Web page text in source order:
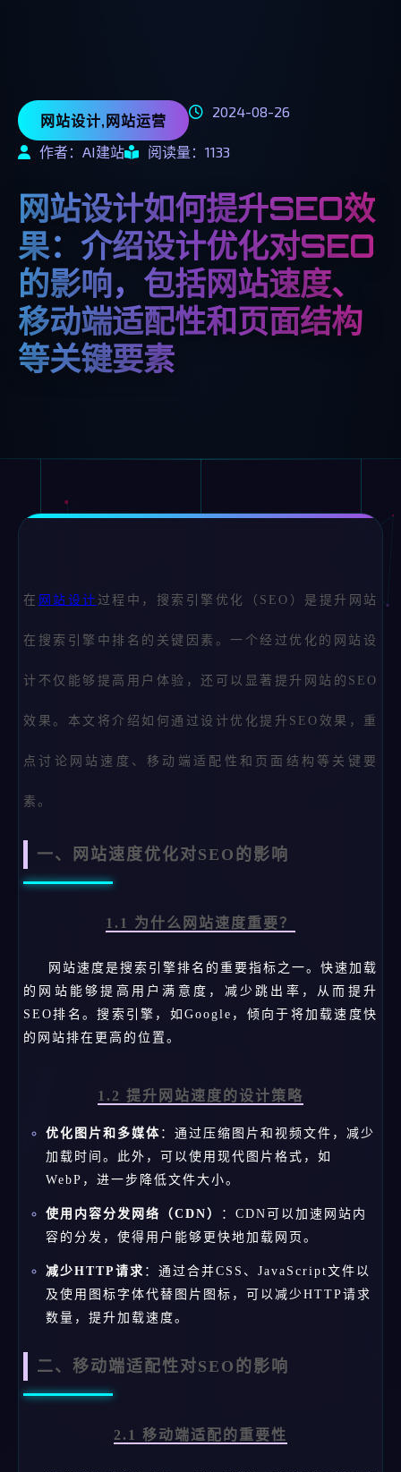
网站设计,网站运营
2024-08-26
作者：AI建站 阅读量：1133
网站设计如何提升SEO效
果：介绍设计优化对SEO
的影响，包括网站速度、
移动端适配性和页面结构
等关键要素
在 网站设计 过程中，搜索引擎优化（SEO）是提升网站
在搜索引擎中排名的关键因素。一个经过优化的网站设
计不仅能够提高用户体验，还可以显著提升网站的SEO
效果。本文将介绍如何通过设计优化提升SEO效果，重
点讨论网站速度、移动端适配性和页面结构等关键要
素。
一、网站速度优化对SEO的影响
1.1 为什么网站速度重要？
网站速度是搜索引擎排名的重要指标之一。快速加载
的网站能够提高用户满意度，减少跳出率，从而提升
SEO排名。搜索引擎，如Google，倾向于将加载速度快
的网站排在更高的位置。
1.2 提升网站速度的设计策略
优化图片和多媒体 ：通过压缩图片和视频文件，减少
加载时间。此外，可以使用现代图片格式，如
WebP，进一步降低文件大小。
使用内容分发网络（CDN）
：CDN可以加速网站内
容的分发，使得用户能够更快地加载网页。
减少HTTP请求 ：通过合并CSS、JavaScript文件以
及使用图标字体代替图片图标，可以减少HTTP请求
数量，提升加载速度。
二、移动端适配性对SEO的影响
2.1 移动端适配的重要性